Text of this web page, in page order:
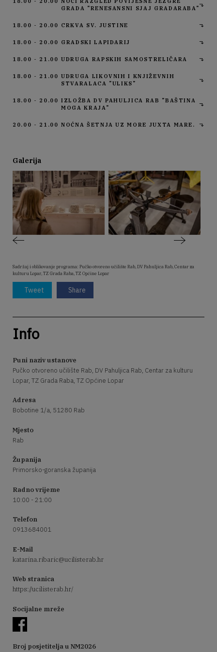
GRADA "RENESANSNI SJAJ GRADARABA"
18.00 - 20.00 CRKVA SV. JUSTINE
18.00 - 20.00 GRADSKI LAPIDARIJ
18.00 - 21.00 UDRUGA RAPSKIH SAMOSTRELIČARA
18.00 - 21.00 UDRUGA LIKOVNIH I KNJIŽEVNIH
STVARALACA "ULIKS"
18.00 - 20.00 IZLOŽBA DV PAHULJICA RAB "BAŠTINA
MOGA KRAJA"
20.00 - 21.00 NOĆNA ŠETNJA UZ MORE JUXTA MARE.
Galerija
Sadržaj i oblikovanje programa: Pučko otvoreno učilište Rab, DV Pahuljica Rab, Centar za
kulturu Lopar, TZ Grada Raba, TZ Općine Lopar
Tweet Share
Info
Puni naziv ustanove
Pučko otvoreno učilište Rab, DV Pahuljica Rab, Centar za kulturu
Lopar, TZ Grada Raba, TZ Općine Lopar
Adresa
Bobotine 1/a, 51280 Rab
Mjesto
Rab
Županija
Primorsko-goranska županija
Radno vrijeme
10:00 - 21:00
Telefon
0913684001
E-Mail
katarina.ribaric@ucilisterab.hr
Web stranica
https://ucilisterab.hr/
Socijalne mreže
Broj posjetitelja u NM2026